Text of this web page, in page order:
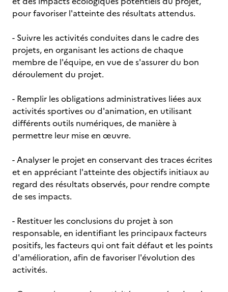
pour favoriser l'atteinte des résultats attendus.
- Suivre les activités conduites dans le cadre des
projets, en organisant les actions de chaque
membre de l'équipe, en vue de s'assurer du bon
déroulement du projet.
- Remplir les obligations administratives liées aux
activités sportives ou d'animation, en utilisant
différents outils numériques, de manière à
permettre leur mise en œuvre.
- Analyser le projet en conservant des traces écrites
et en appréciant l'atteinte des objectifs initiaux au
regard des résultats observés, pour rendre compte
de ses impacts.
- Restituer les conclusions du projet à son
responsable, en identifiant les principaux facteurs
positifs, les facteurs qui ont fait défaut et les points
d'amélioration, afin de favoriser l'évolution des
activités.